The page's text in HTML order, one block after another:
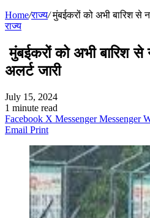
Home/राज्य/मुंबईकरों को अभी बारिश से
राज्य
मुंबईकरों को अभी बारिश
अलर्ट जारी
July 15, 2024
1 minute read
Facebook X Messenger Messenger
Email Print